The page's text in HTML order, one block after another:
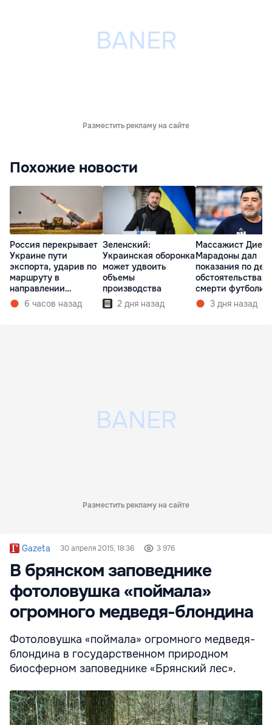
Разместить рекламу на сайте
Похожие новости
Россия перекрывает
Украине пути
экспорта, ударив по
маршруту в
направлении
Молдовы
6 часов назад
Зеленский:
Украинская оборонка
может удвоить
объемы
производства
2 дня назад
Массажист Диего
Марадоны дал
показания по
обстоятельствах
смерти
3 дня назад
Разместить рекламу на сайте
Gazeta 30 апреля 2015, 18:36 3 976
В брянском заповеднике
фотоловушка «поймала»
огромного медведя-блондина
Фотоловушка «поймала» огромного медведя-
блондина в государственном природном
биосферном заповеднике «Брянский лес».